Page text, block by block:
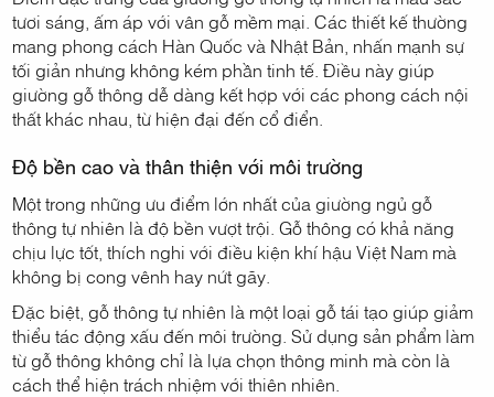
tươi sáng, ấm áp với vân gỗ mềm mại. Các thiết kế thường
mang phong cách Hàn Quốc và Nhật Bản, nhấn mạnh sự
tối giản nhưng không kém phần tinh tế. Điều này giúp
giường gỗ thông dễ dàng kết hợp với các phong cách nội
thất khác nhau, từ hiện đại đến cổ điển.
Độ bền cao và thân thiện với môi trường
Một trong những ưu điểm lớn nhất của giường ngủ gỗ
thông tự nhiên là độ bền vượt trội. Gỗ thông có khả năng
chịu lực tốt, thích nghi với điều kiện khí hậu Việt Nam mà
không bị cong vênh hay nứt gãy.
Đặc biệt, gỗ thông tự nhiên là một loại gỗ tái tạo giúp giảm
thiểu tác động xấu đến môi trường. Sử dụng sản phẩm làm
từ gỗ thông không chỉ là lựa chọn thông minh mà còn là
cách thể hiện trách nhiệm với thiên nhiên.